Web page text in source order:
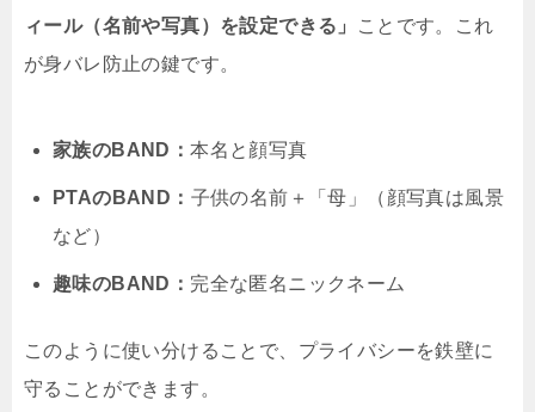
ィール（名前や写真）を設定できる」
ことです。これ
が身バレ防止の鍵です。
家族のBAND：本名と顔写真
PTAのBAND： 子供の名前＋「母」（顔写真は風景
など）
趣味のBAND： 完全な匿名ニックネーム
このように使い分けることで、プライバシーを鉄壁に
守ることができます。